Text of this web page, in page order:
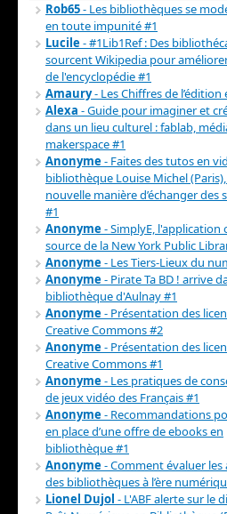
Rob65- Les bibliothèques se
en toute impunité #1
Lucile- #1Lib1Ref : Des
sourcent Wikipedia pour
de l'encyclopédie #1
Amaury- Les Chiffres de l’édition
Alexa - Guide pour imaginer et
dans un lieu culturel : fablab,
makerspace #1
Anonyme- Faites des tutos en
bibliothèque Louise Michel
nouvelle manière d’échanger des
#1
Anonyme- SimplyE, l'application
source de la New York Public
Anonyme- Les Tiers-Lieux du
Anonyme- Pirate Ta BD ! arrive
bibliothèque d'Aulnay #1
Anonyme- Présentation des
Creative Commons #2
Anonyme- Présentation des
Creative Commons #1
Anonyme- Les pratiques de
de jeux vidéo des Français #1
Anonyme- Recommandations
en place d’une offre de ebooks en
bibliothèque #1
Anonyme- Comment évaluer les
des bibliothèques à l’ère
Lionel Dujol - L'ABF alerte sur le